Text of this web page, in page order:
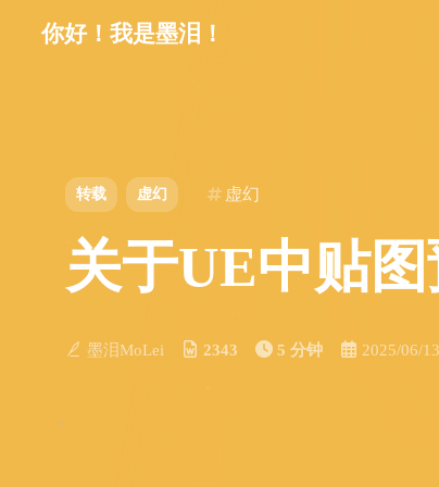
你好！我是墨泪！
转载 虚幻 虚幻
关于UE中贴
墨泪MoLei 2343 5 分钟 2025/06/13